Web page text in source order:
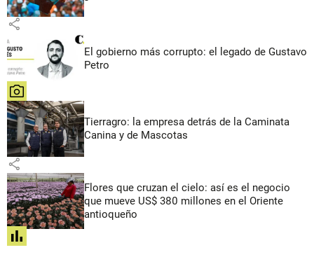
share
El gobierno más corrupto: el legado de Gustavo
Petro
share
Tierragro: la empresa detrás de la Caminata
Canina y de Mascotas
share
Flores que cruzan el cielo: así es el negocio
que mueve US$ 380 millones en el Oriente
antioqueño
share